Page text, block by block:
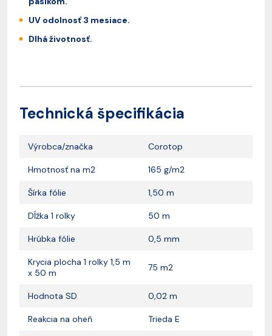
UV odolnosť 3 mesiace.
Dlhá životnosť.
Technická špecifikácia
Výrobca/značka Corotop
Hmotnosť na m2 165 g/m2
Šírka fólie 1,50 m
Dĺžka 1 rolky 50 m
Hrúbka fólie 0,5 mm
Krycia plocha 1 rolky 1,5 m
x 50 m
75 m2
Hodnota SD 0,02 m
Reakcia na oheň Trieda E